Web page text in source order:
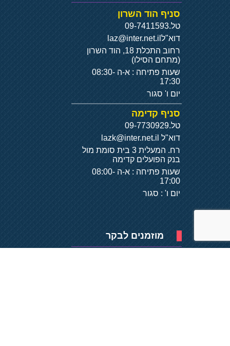
סניף הוד השרון
טל.09-7411593
דוא"ל laz@inter.net.il
רחוב התכלת 18, הוד השרון
(מתחם הסילו)
שעות פתיחה : א-ה 08:30-
17:30
יום ו' סגור
סניף קדימה
טל.09-7730929
דוא"ל
רח. המעלית 3 בית סומת מול
בנק הפועלים קדימה
שעות פתיחה : א-ה 08:00-
17:00
יום ו' : סגור
מוזמנים לבקר